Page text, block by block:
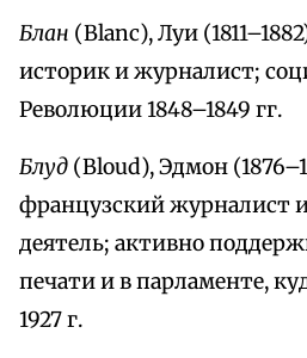
Блан (Blanc), Луи
историк и журналист;
Революции 1848–1849 гг.
Блуд (Bloud), Эдмон
французский журналист
деятель; активно
печати и в парламенте,
1927 г.